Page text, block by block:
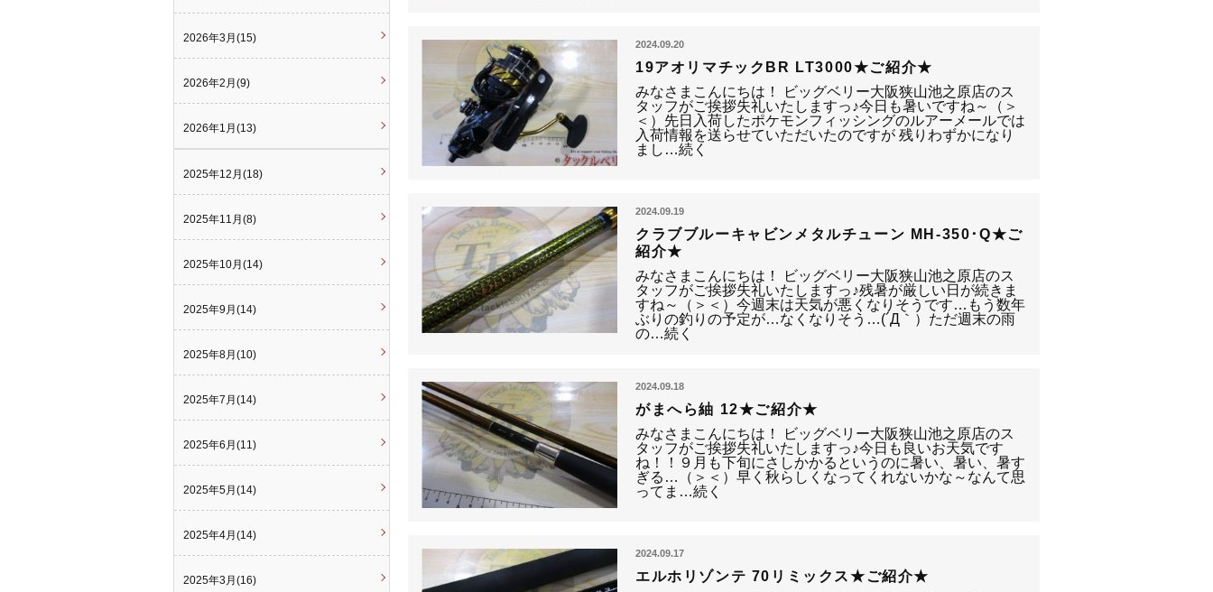
2024.09.20
19アオリマチックBR LT3000★ご紹介★
みなさまこんにちは！ ビッグベリー大阪狭山池之原店のス
タッフがご挨拶失礼いたしますっ♪今日も暑いですね～（＞
＜）先日入荷したポケモンフィッシングのルアーメールでは
入荷情報を送らせていただいたのですが 残りわずかになり
まし…続く
2024.09.19
クラブブルーキャビンメタルチューン MH-350･Q★ご
紹介★
みなさまこんにちは！ ビッグベリー大阪狭山池之原店のス
タッフがご挨拶失礼いたしますっ♪残暑が厳しい日が続きま
すね～（＞＜）今週末は天気が悪くなりそうです…もう数年
ぶりの釣りの予定が…なくなりそう…(´Д｀）ただ週末の雨
の…続く
2024.09.18
がまへら紬 12★ご紹介★
みなさまこんにちは！ ビッグベリー大阪狭山池之原店のス
タッフがご挨拶失礼いたしますっ♪今日も良いお天気です
ね！！９月も下旬にさしかかるというのに暑い、暑い、暑す
ぎる…（＞＜）早く秋らしくなってくれないかな～なんて思
ってま…続く
2024.09.17
エルホリゾンテ 70リミックス★ご紹介★
2026年3月(15)
2026年2月(9)
2026年1月(13)
2025年12月(18)
2025年11月(8)
2025年10月(14)
2025年9月(14)
2025年8月(10)
2025年7月(14)
2025年6月(11)
2025年5月(14)
2025年4月(14)
2025年3月(16)